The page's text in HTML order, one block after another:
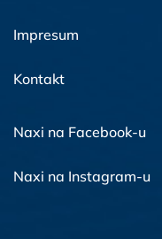
Impresum
Kontakt
Naxi na Facebook-u
Naxi na Instagram-u